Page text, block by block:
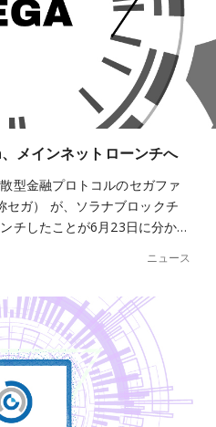
メインネットローンチへ
型金融プロトコルのセガファ
セガ） が、ソラナブロックチ
チしたことが6月23日に分か…
ニュース